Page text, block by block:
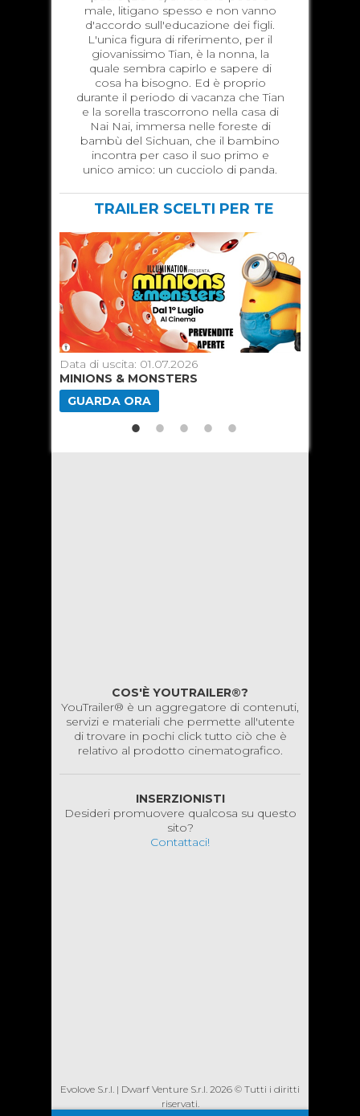
male, litigano spesso e non vanno
d'accordo sull'educazione dei figli.
L'unica figura di riferimento, per il
giovanissimo Tian, è la nonna, la
quale sembra capirlo e sapere di
cosa ha bisogno. Ed è proprio
durante il periodo di vacanza che Tian
e la sorella trascorrono nella casa di
Nai Nai, immersa nelle foreste di
bambù del Sichuan, che il bambino
incontra per caso il suo primo e
unico amico: un cucciolo di panda.
TRAILER SCELTI PER TE
Data di uscita: 01.07.2026
MINIONS & MONSTERS
GUARDA ORA
COS'È YOUTRAILER®?
YouTrailer® è un aggregatore di contenuti,
servizi e materiali che permette all'utente
di trovare in pochi click tutto ciò che è
relativo al prodotto cinematografico.
INSERZIONISTI
Desideri promuovere qualcosa su questo
sito?
Contattaci!
Evolove S.r.l. | Dwarf Venture S.r.l. 2026 © Tutti i diritti
riservati.